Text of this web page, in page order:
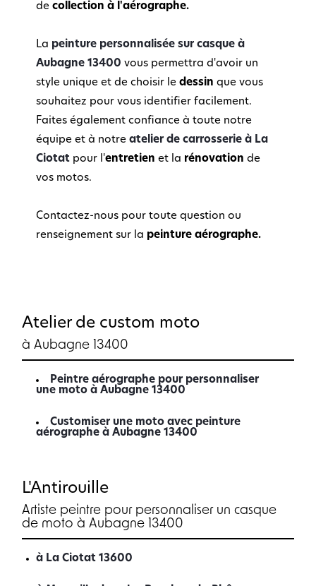
decollection à l'aérographe.
La peinture personnalisée sur casque à
Aubagne 13400 vous permettra d'avoir un
style unique et de choisir ledessin que vous
souhaitez pour vous identifier facilement.
Faites également confiance à toute notre
équipe et à notreatelier de carrosserie à La
Ciotat pour l'entretien et la rénovation de
vos motos.
Contactez-nous pour toute question ou
renseignement sur la peinture aérographe.
Atelier de custom moto
à Aubagne 13400
Peintre aérographe pour personnaliser
une moto à Aubagne 13400
Customiser une moto avec peinture
aérographe à Aubagne 13400
L'Antirouille
Artiste peintre pour personnaliser un casque
de moto à Aubagne 13400
à La Ciotat 13600